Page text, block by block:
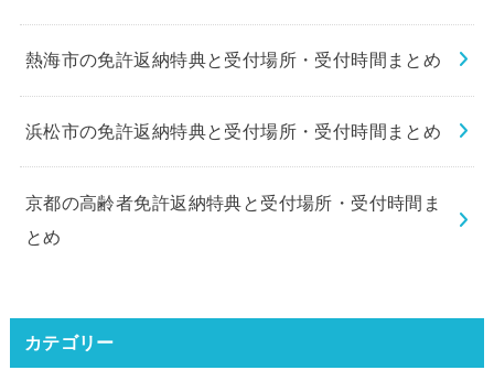
熱海市の免許返納特典と受付場所・受付時間まとめ
浜松市の免許返納特典と受付場所・受付時間まとめ
京都の高齢者免許返納特典と受付場所・受付時間ま
とめ
カテゴリー